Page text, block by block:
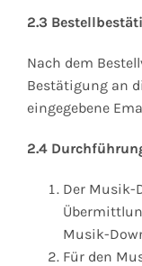
2.3
Nach dem
Bestätigung an
eingegebene
2.4
Der Musik-
Musik-
Für den